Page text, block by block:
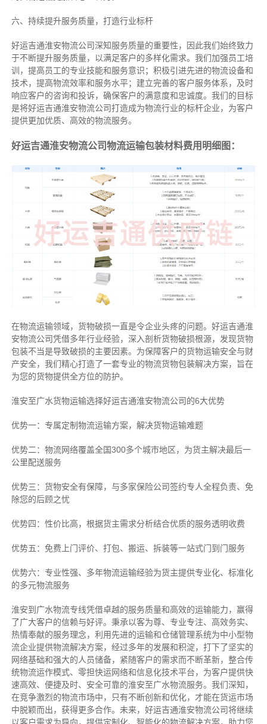
六、持续提升服务质量，打造行业标杆
好运吉通淮安物流公司深知服务质量的重要性，因此我们始终致力
于不断提升服务质量，以满足客户的多样化需求。我们加强员工培
训，提高员工的专业技能和服务意识；积极引进先进的物流设备和
技术，提高物流效率和服务水平；建立完善的客户服务体系，及时
响应客户的咨询和投诉，确保客户的满意度和忠诚度。我们的目标
是将好运吉通淮安物流公司打造成为物流行业的标杆企业，为客户
提供更加优质、高效的物流服务。
好运吉通淮安物流公司物流运输包装材料费用明细图：
在物流运输领域，货物破损一直是令企业头疼的问题。好运吉通淮
安物流公司凭借多年行业经验，深入剖析货物破损根源，发现货物
包装不当是导致破损的主要因素。为保障客户的货物运输安全与财
产安全，我们精心打造了一套专业的物流货物包装解决方案，旨在
为您的货物提供全方位的防护。
淮安至广水货物运输选择好运吉通淮安物流公司的6大优势
优势一：专属定制物流运输方案，解决货物运输难题
优势二：物流网络覆盖全国300多个城市地区，为货主解决最后一
公里配送服务
优势三：货物安全有保障，与多家保险公司签约专人全程负责、免
除您的后顾之忧
优势四：性价比高，根据货主需求分析结合优质的服务透明收费
优势五：免费上门评价、打包、搬运、拆装等一站式门到门服务
优势六：专业性强、多年物流运输经验为货主提供专业化、标准化
的多元物流服务
淮安到广水物流专线凭借卓越的服务质量和高效的运输能力，赢得
了广大客户的信赖与好评。 秉承以客为尊、专业专注、高效务实、
热情奉献的服务理念，利用先进的运输和仓储管理系统为中小型物
流企业提供物流解决方案，经过多年的发展和积淀，打下了坚实的
网络基础和强大的人员储备，紧随客户的需求而不断革新，整合传
统物流运作模式、零担快运网络和信息化技术平台，为客户提供快
速高效、便捷及时、安全可靠的淮安至广水物流服务。 我们深知，
在竞争激烈的物流市场中，只有不断创新和优化，才能在货运市场
中脱颖而出，获得更多合作。 未来，好运吉通淮安物流公司将继续
以客户需求为导向，提供定制化、智能化的物流解决方案，助力您